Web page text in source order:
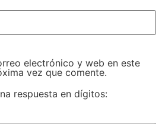
electrónico y web en este
vez que comente.
respuesta en dígitos: